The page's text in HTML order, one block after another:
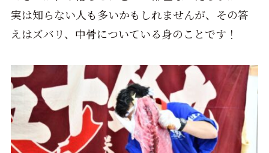
実は知らない人も多いかもしれませんが、その答
えはズバリ、中骨についている身のことです！